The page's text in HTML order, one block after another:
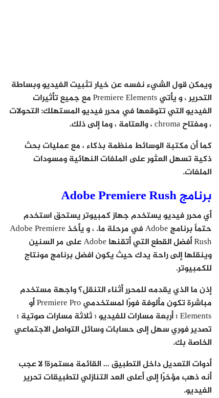
ويمكن قول الشيء نفسه عن خيار تثبيت الفيديو وبساطة
التحرير ، و يأتي Premiere Elements مع جميع تأثيرات
الفيديو التي تتوقعها في محرر فيديو المستهلك: التحولات
، ومفتاح chroma ، والعتامة ، وما إلى ذلك.
كما أن مكتبة الوسائط منظمة بذكاء ، مع عمليات بحث
ذكية تسهل العثور على الملفات النهائية ومسودات
الملفات.
برنامج Adobe Premiere Rush
أي محرر فيديو يستخدم جهاز كمبيوتر يستحق استخدم
حتماً برنامج Adobe في مرحلة ما. ، و يأخذ Adobe Premiere
Rush أفضل القطع التي أتقنها Adobe على مر السنين
وينقلها إلى راحة يدك حيث يكون افضل برنامج مونتاج
للكمبيوتر.
إذن ما الذي يقدمه للمحرر أثناء التنقل؟ واجهة مستخدم
مباشرة تكون مألوفة فورًا لمستخدمي Premiere Pro أو
Elements ؛ أربعة مسارات للفيديو ؛ ثلاثة مسارات صوتية ؛
تصدير فوري سهل إلى حسابات وسائل التواصل الاجتماعي
الخاصة بك.
أدوات التعديل داخل التطبيق … القائمة مستمرة! لا عجب
أنه ذهب مؤخرًا إلى أعلى العد التنازلي لتطبيقات تحرير
الفيديو.